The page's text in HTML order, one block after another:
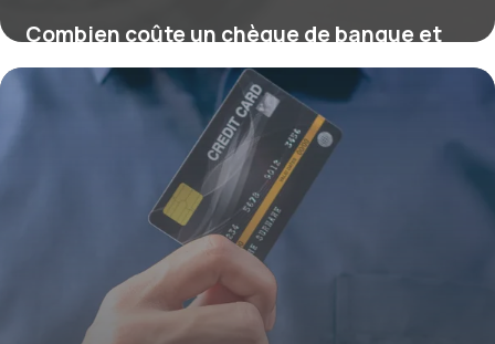
Combien coûte un chèque de banque et
quel délai ?